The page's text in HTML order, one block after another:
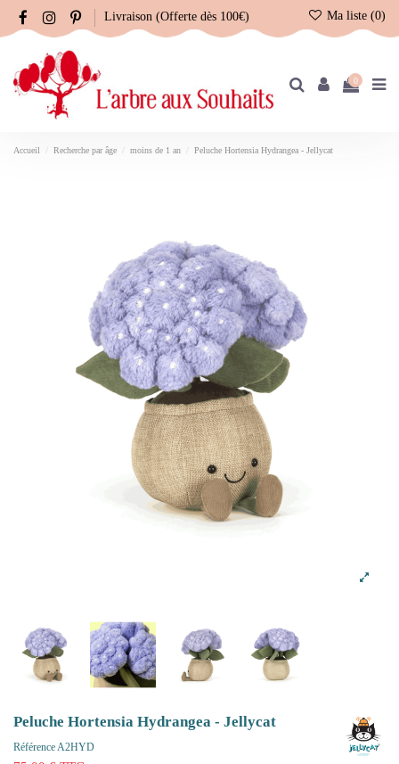
Livraison (Offerte dès 100€) Ma liste (0)
0
Accueil Recherche par âge moins de 1 an Peluche Hortensia Hydrangea - Jellycat
Peluche Hortensia Hydrangea - Jellycat
RéférenceA2HYD